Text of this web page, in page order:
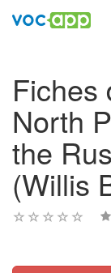
Fiches
North
the
(Willis